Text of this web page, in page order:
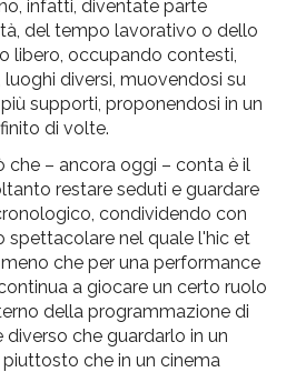
infatti, diventate parte
del tempo lavorativo o dello
libero, occupando contesti,
diversi, muovendosi su
supporti, proponendosi in un
di volte.
che – ancora oggi – conta è il
restare seduti e guardare
condividendo con
spettacolare nel quale l'hic et
che per una performance
a giocare un certo ruolo
della programmazione di
che guardarlo in un
che in un cinema